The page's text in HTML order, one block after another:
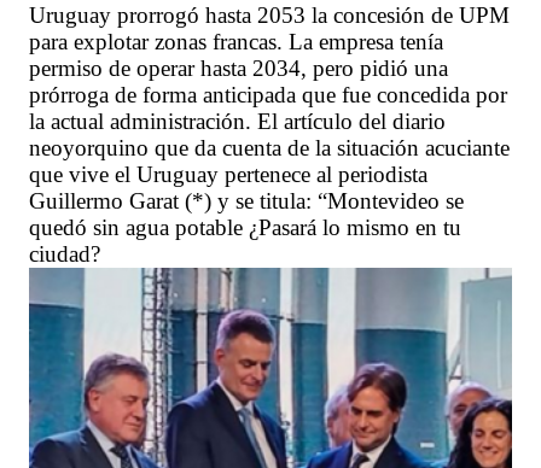
Uruguay prorrogó hasta 2053 la concesión de UPM
para explotar zonas francas. La empresa tenía
permiso de operar hasta 2034, pero pidió una
prórroga de forma anticipada que fue concedida por
la actual administración. El artículo del diario
neoyorquino que da cuenta de la situación acuciante
que vive el Uruguay pertenece al periodista
Guillermo Garat (*) y se titula: “Montevideo se
quedó sin agua potable ¿Pasará lo mismo en tu
ciudad?